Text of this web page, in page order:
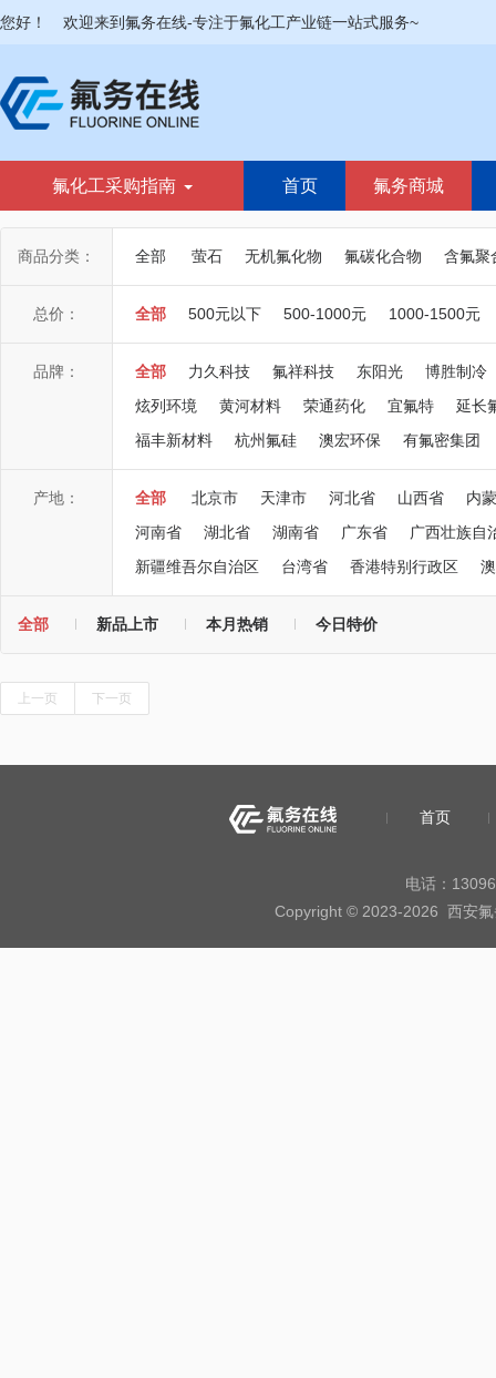
您好！ 欢迎来到氟务在线-专注于氟化工产业链一站式服务~
氟化工采购指南 首页 氟务商城
商品分类： 全部 萤石 无机氟化物 氟碳化合物 含氟聚
总价： 全部 500元以下 500-1000元 1000-1500元
品牌： 全部 力久科技 氟祥科技 东阳光
博胜制冷
炫列环境
黄河材料 荣通药化 宜氟特
延长
福丰新材料
杭州氟硅 澳宏环保 有氟密集团
产地： 全部 北京市 天津市 河北省 山西省
内
河南省
湖北省 湖南省 广东省
广西壮族自
新疆维吾尔自治区
台湾省 香港特别行政区
全部 新品上市 本月热销 今日特价
上一页 下一页
首页
电话：
Copyright © 2023-2026 西安